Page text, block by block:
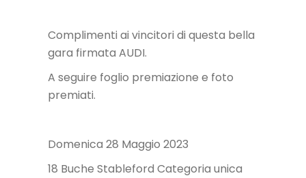
Complimenti ai vincitori di questa bella
gara firmata AUDI.
A seguire foglio premiazione e foto
premiati.
Domenica 28 Maggio 2023
18 Buche Stableford Categoria unica